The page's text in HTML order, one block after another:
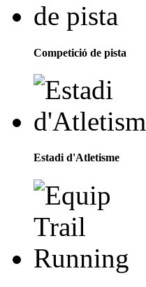
Competició de pista
Estadi d'Atletisme